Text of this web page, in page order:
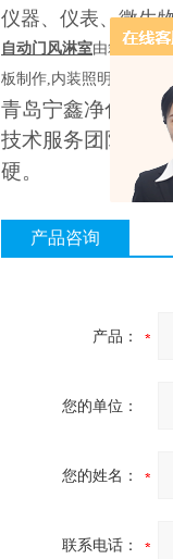
仪器、仪表、微生
自动门风淋室由箱体、
板制作,内装照明灯,侧面
青岛宁鑫净化设备
技术服务团队
凭
硬。
产品咨询
产品：
您的单位：
您的姓名：
联系电话：